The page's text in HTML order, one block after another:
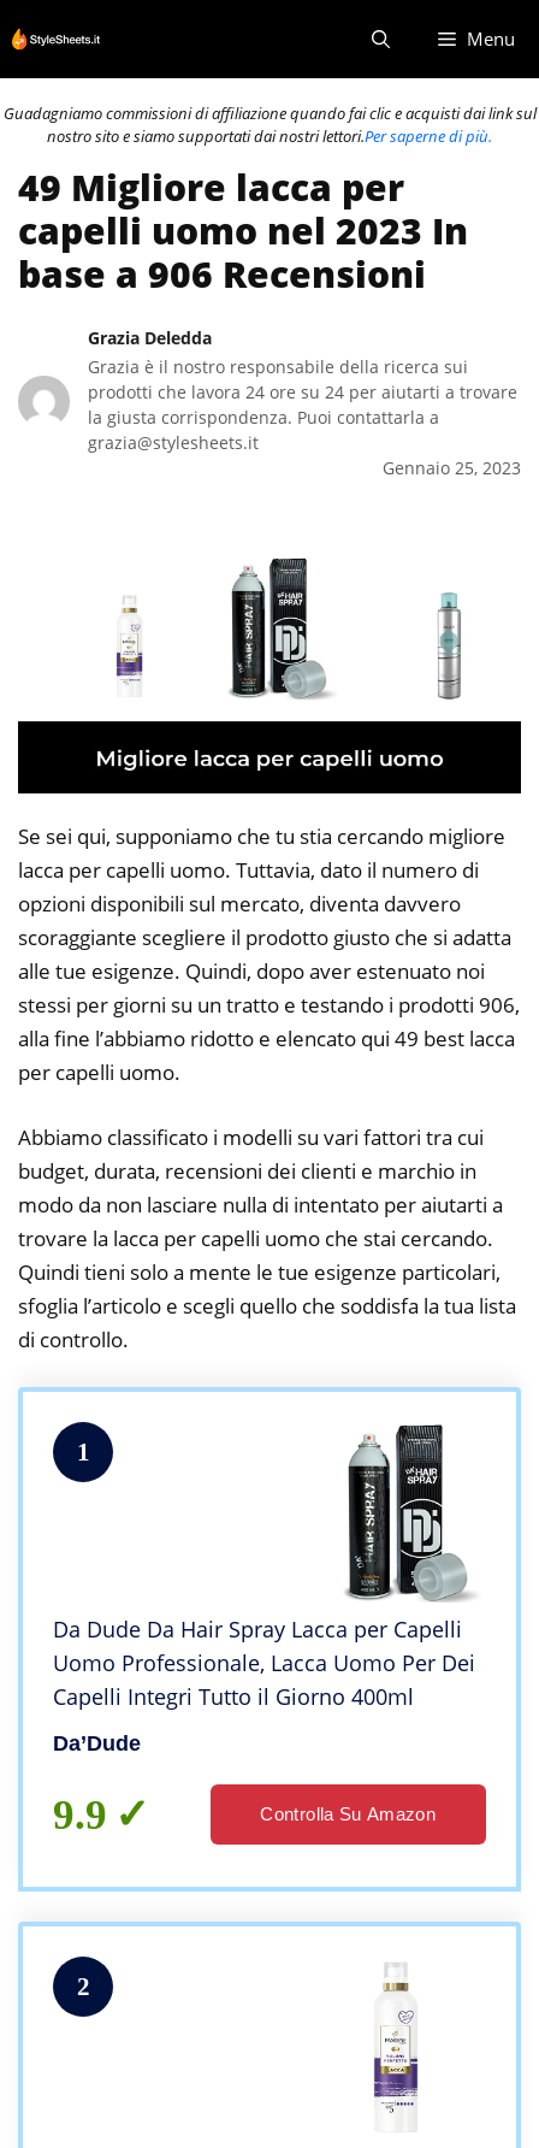
al
contenuto
Menu
Guadagniamo commissioni di affiliazione quando fai clic e acquisti dai link sul
nostro sito e siamo supportati dai nostri lettori.Per saperne di più.
49 Migliore lacca per
capelli uomo nel 2023 In
base a 906 Recensioni
Grazia Deledda
Grazia è il nostro responsabile della ricerca sui
prodotti che lavora 24 ore su 24 per aiutarti a trovare
la giusta corrispondenza. Puoi contattarla a
grazia@stylesheets.it
Gennaio 25, 2023
Se sei qui, supponiamo che tu stia cercando migliore
lacca per capelli uomo. Tuttavia, dato il numero di
opzioni disponibili sul mercato, diventa davvero
scoraggiante scegliere il prodotto giusto che si adatta
alle tue esigenze. Quindi, dopo aver estenuato noi
stessi per giorni su un tratto e testando i prodotti 906,
alla fine l’abbiamo ridotto e elencato qui 49 best lacca
per capelli uomo.
Abbiamo classificato i modelli su vari fattori tra cui
budget, durata, recensioni dei clienti e marchio in
modo da non lasciare nulla di intentato per aiutarti a
trovare la lacca per capelli uomo che stai cercando.
Quindi tieni solo a mente le tue esigenze particolari,
sfoglia l’articolo e scegli quello che soddisfa la tua lista
di controllo.
1
Da Dude Da Hair Spray Lacca per Capelli
Uomo Professionale, Lacca Uomo Per Dei
Capelli Integri Tutto il Giorno 400ml
Da’Dude
9.9 Controlla Su Amazon
2